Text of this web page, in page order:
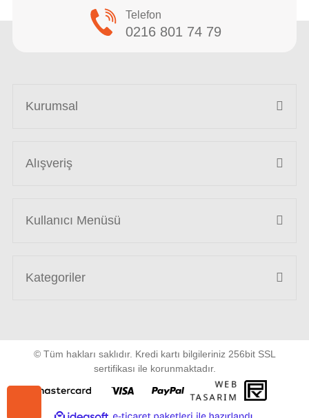
Telefon
0216 801 74 79
Kurumsal
Alışveriş
Kullanıcı Menüsü
Kategoriler
© Tüm hakları saklıdır. Kredi kartı bilgileriniz 256bit SSL
sertifikası ile korunmaktadır.
WEB
TASARIM